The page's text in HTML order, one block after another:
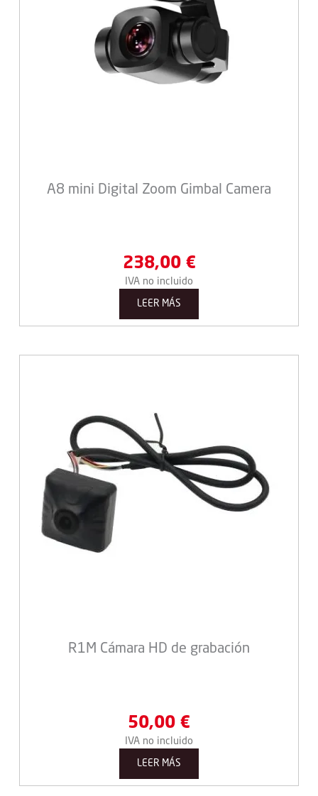
A8 mini Digital Zoom Gimbal Camera
238,00 €
IVA no incluido
LEER MÁS
R1M Cámara HD de grabación
50,00 €
IVA no incluido
LEER MÁS